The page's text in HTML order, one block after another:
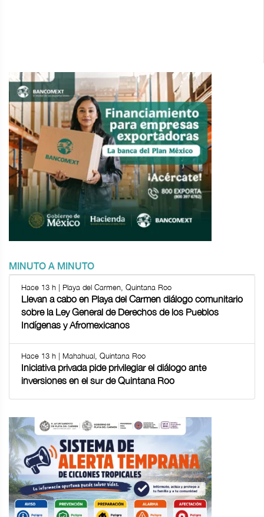
MINUTO A MINUTO
Hace 13 h | Playa del Carmen, Quintana Roo
Llevan a cabo en Playa del Carmen diálogo comunitario
sobre la Ley General de Derechos de los Pueblos
Indígenas y Afromexicanos
Hace 13 h | Mahahual, Quintana Roo
Iniciativa privada pide privilegiar el diálogo ante
inversiones en el sur de Quintana Roo